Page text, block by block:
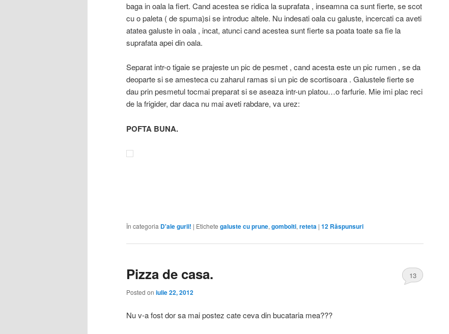
baga in oala la fiert. Cand acestea se ridica la suprafata , inseamna ca sunt fierte, se scot
cu o paleta ( de spuma)si se introduc altele. Nu indesati oala cu galuste, incercati ca aveti
atatea galuste in oala , incat, atunci cand acestea sunt fierte sa poata toate sa fie la
suprafata apei din oala.
Separat intr-o tigaie se prajeste un pic de pesmet , cand acesta este un pic rumen , se da
deoparte si se amesteca cu zaharul ramas si un pic de scortisoara . Galustele fierte se
dau prin pesmetul tocmai preparat si se aseaza intr-un platou…o farfurie. Mie imi plac reci
de la frigider, dar daca nu mai aveti rabdare, va urez:
POFTA BUNA.
În categoria D'ale gurii! | Etichete galuste cu prune, gombolti, reteta | 12 Răspunsuri
Pizza de casa.
Posted on iulie 22, 2012
13
Nu v-a fost dor sa mai postez cate ceva din bucataria mea???